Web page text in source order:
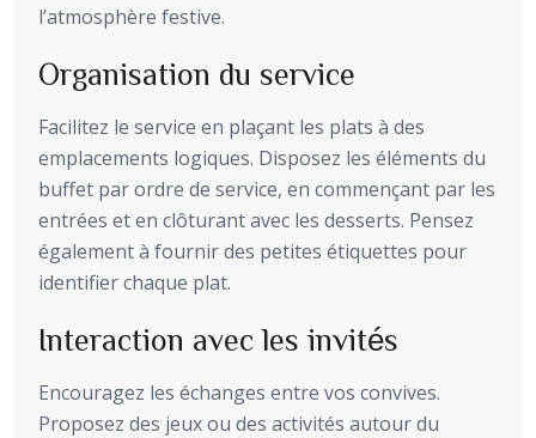
l’atmosphère festive.
Organisation du service
Facilitez le service en plaçant les plats à des
emplacements logiques. Disposez les éléments du
buffet par ordre de service, en commençant par les
entrées et en clôturant avec les desserts. Pensez
également à fournir des petites étiquettes pour
identifier chaque plat.
Interaction avec les invités
Encouragez les échanges entre vos convives.
Proposez des jeux ou des activités autour du